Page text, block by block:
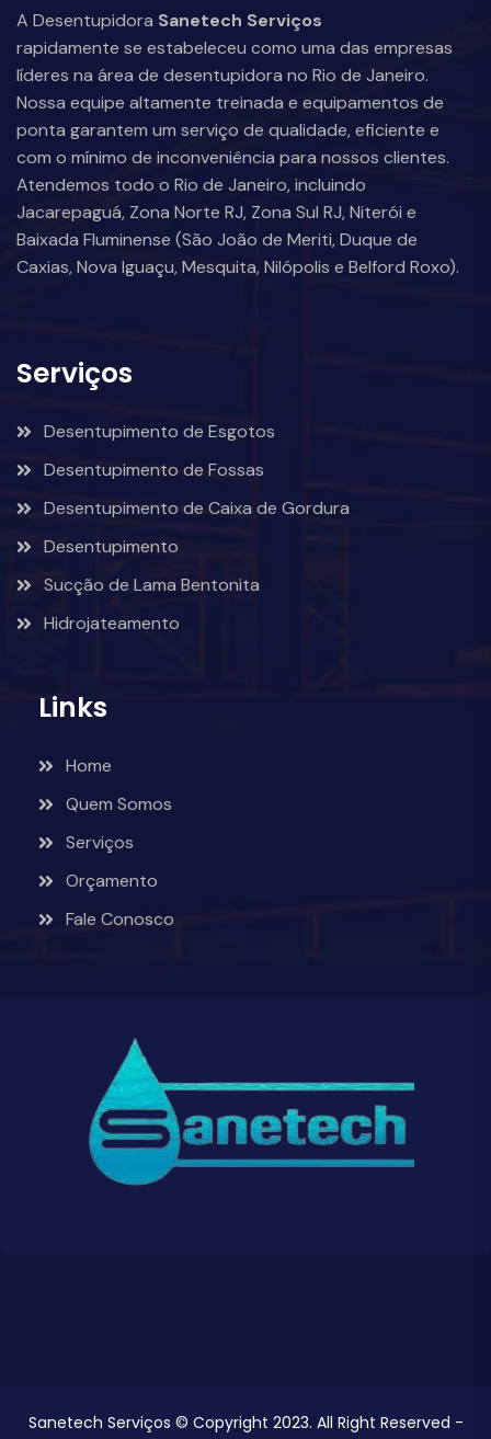
A Desentupidora Sanetech Serviços
rapidamente se estabeleceu como uma das empresas
líderes na área de desentupidora no Rio de Janeiro.
Nossa equipe altamente treinada e equipamentos de
ponta garantem um serviço de qualidade, eficiente e
com o mínimo de inconveniência para nossos clientes.
Atendemos todo o Rio de Janeiro, incluindo
Jacarepaguá, Zona Norte RJ, Zona Sul RJ, Niterói e
Baixada Fluminense (São João de Meriti, Duque de
Caxias, Nova Iguaçu, Mesquita, Nilópolis e Belford Roxo).
Serviços
Desentupimento de Esgotos
Desentupimento de Fossas
Desentupimento de Caixa de Gordura
Desentupimento
Sucção de Lama Bentonita
Hidrojateamento
Links
Home
Quem Somos
Serviços
Orçamento
Fale Conosco
Sanetech Serviços © Copyright 2023. All Right Reserved -